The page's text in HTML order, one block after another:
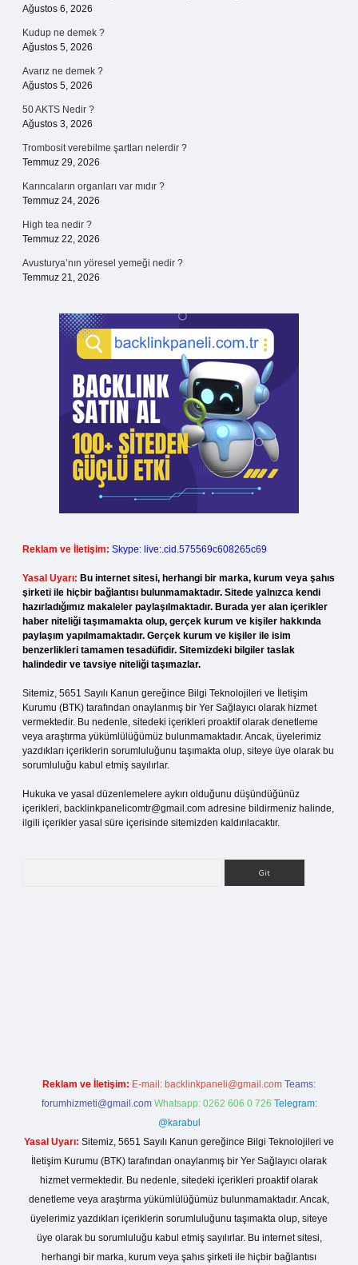
Ağustos 6, 2026
Kudup ne demek ?
Ağustos 5, 2026
Avarız ne demek ?
Ağustos 5, 2026
50 AKTS Nedir ?
Ağustos 3, 2026
Trombosit verebilme şartları nelerdir ?
Temmuz 29, 2026
Karıncaların organları var mıdır ?
Temmuz 24, 2026
High tea nedir ?
Temmuz 22, 2026
Avusturya’nın yöresel yemeği nedir ?
Temmuz 21, 2026
Reklam ve İletişim: Skype: live:.cid.575569c608265c69
Yasal Uyarı: Bu internet sitesi, herhangi bir marka, kurum veya şahıs
şirketi ile hiçbir bağlantısı bulunmamaktadır. Sitede yalnızca kendi
hazırladığımız makaleler paylaşılmaktadır. Burada yer alan içerikler
haber niteliği taşımamakta olup, gerçek kurum ve kişiler hakkında
paylaşım yapılmamaktadır. Gerçek kurum ve kişiler ile isim
benzerlikleri tamamen tesadüfidir. Sitemizdeki bilgiler taslak
halindedir ve tavsiye niteliği taşımazlar.
Sitemiz, 5651 Sayılı Kanun gereğince Bilgi Teknolojileri ve İletişim
Kurumu (BTK) tarafından onaylanmış bir Yer Sağlayıcı olarak hizmet
vermektedir. Bu nedenle, sitedeki içerikleri proaktif olarak denetleme
veya araştırma yükümlülüğümüz bulunmamaktadır. Ancak, üyelerimiz
yazdıkları içeriklerin sorumluluğunu taşımakta olup, siteye üye olarak bu
sorumluluğu kabul etmiş sayılırlar.
Hukuka ve yasal düzenlemelere aykırı olduğunu düşündüğünüz
içerikleri, backlinkpanelicomtr@gmail.com adresine bildirmeniz halinde,
ilgili içerikler yasal süre içerisinde sitemizden kaldırılacaktır.
Reklam ve İletişim: E-mail: backlinkpaneli@gmail.com Teams:
forumhizmeti@gmail.com Whatsapp: 0262 606 0 726 Telegram:
@karabul
Yasal Uyarı: Sitemiz, 5651 Sayılı Kanun gereğince Bilgi Teknolojileri ve
İletişim Kurumu (BTK) tarafından onaylanmış bir Yer Sağlayıcı olarak
hizmet vermektedir. Bu nedenle, sitedeki içerikleri proaktif olarak
denetleme veya araştırma yükümlülüğümüz bulunmamaktadır. Ancak,
üyelerimiz yazdıkları içeriklerin sorumluluğunu taşımakta olup, siteye
üye olarak bu sorumluluğu kabul etmiş sayılırlar. Bu internet sitesi,
herhangi bir marka, kurum veya şahıs şirketi ile hiçbir bağlantısı